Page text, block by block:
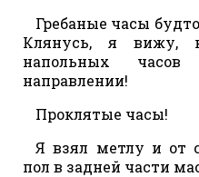
Гребаные часы
Клянусь, я вижу,
напольных
направлении!
Проклятые часы!
Я взял метлу и от
пол в задней части